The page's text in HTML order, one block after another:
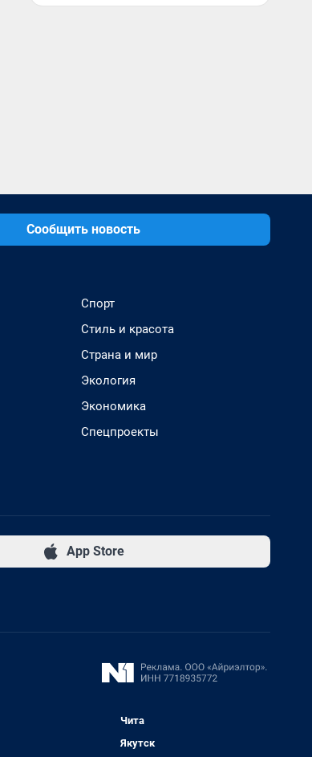
Сообщить новость
Спорт
Стиль и красота
Страна и мир
Экология
Экономика
Спецпроекты
App Store
Чита
Якутск